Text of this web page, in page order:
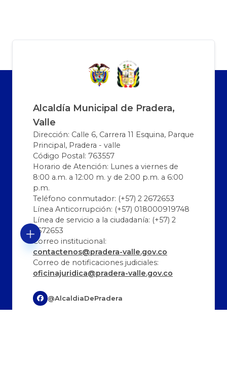
Alcaldía Municipal de Pradera,
Valle
Dirección: Calle 6, Carrera 11 Esquina, Parque
Principal, Pradera - valle
Código Postal: 763557
Horario de Atención: Lunes a viernes de
8:00 a.m. a 12:00 m. y de 2:00 p.m. a 6:00
p.m.
Teléfono conmutador: (+57) 2 2672653
Línea Anticorrupción: (+57) 018000919748
Línea de servicio a la ciudadanía: (+57) 2
2672653
Correo institucional:
contactenos@pradera-valle.gov.co
Correo de notificaciones judiciales:
oficinajuridica@pradera-valle.gov.co
@AlcaldiaDePradera